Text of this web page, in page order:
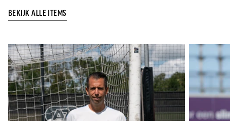
BEKIJK ALLE ITEMS